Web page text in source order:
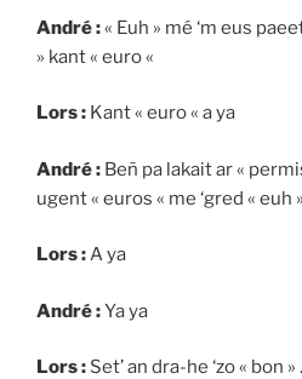
André :« Euh » mé ‘m eus
» kant « euro «
Lors : Kant « euro « a ya
André : Beñ pa lakait ar «
ugent « euros « me ‘gred « euh
Lors :A ya
André :Ya ya
Lors : Set’ an dra-he ‘zo « bon